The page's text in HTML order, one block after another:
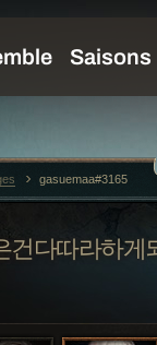
건다따라하게
gasuemaa#3165